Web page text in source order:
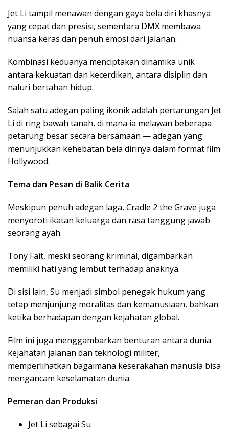
Jet Li tampil menawan dengan gaya bela diri khasnya
yang cepat dan presisi, sementara DMX membawa
nuansa keras dan penuh emosi dari jalanan.
Kombinasi keduanya menciptakan dinamika unik
antara kekuatan dan kecerdikan, antara disiplin dan
naluri bertahan hidup.
Salah satu adegan paling ikonik adalah pertarungan Jet
Li di ring bawah tanah, di mana ia melawan beberapa
petarung besar secara bersamaan — adegan yang
menunjukkan kehebatan bela dirinya dalam format film
Hollywood.
Tema dan Pesan di Balik Cerita
Meskipun penuh adegan laga, Cradle 2 the Grave juga
menyoroti ikatan keluarga dan rasa tanggung jawab
seorang ayah.
Tony Fait, meski seorang kriminal, digambarkan
memiliki hati yang lembut terhadap anaknya.
Di sisi lain, Su menjadi simbol penegak hukum yang
tetap menjunjung moralitas dan kemanusiaan, bahkan
ketika berhadapan dengan kejahatan global.
Film ini juga menggambarkan benturan antara dunia
kejahatan jalanan dan teknologi militer,
memperlihatkan bagaimana keserakahan manusia bisa
mengancam keselamatan dunia.
Pemeran dan Produksi
Jet Li sebagai Su